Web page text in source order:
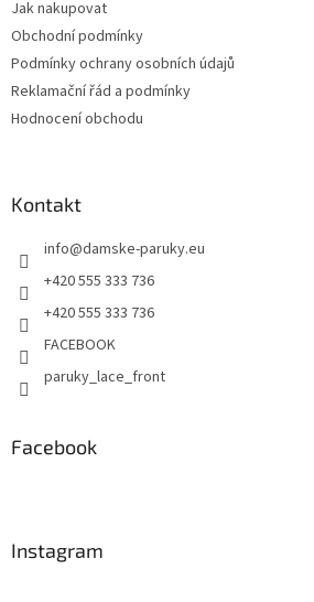
Jak nakupovat
Obchodní podmínky
Podmínky ochrany osobních údajů
Reklamační řád a podmínky
Hodnocení obchodu
Kontakt
info@damske-paruky.eu
+420 555 333 736
+420 555 333 736
FACEBOOK
paruky_lace_front
Facebook
Instagram